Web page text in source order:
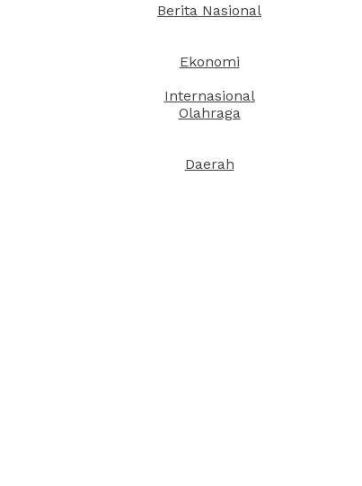
Berita Nasional
Ekonomi
Internasional
Olahraga
Daerah